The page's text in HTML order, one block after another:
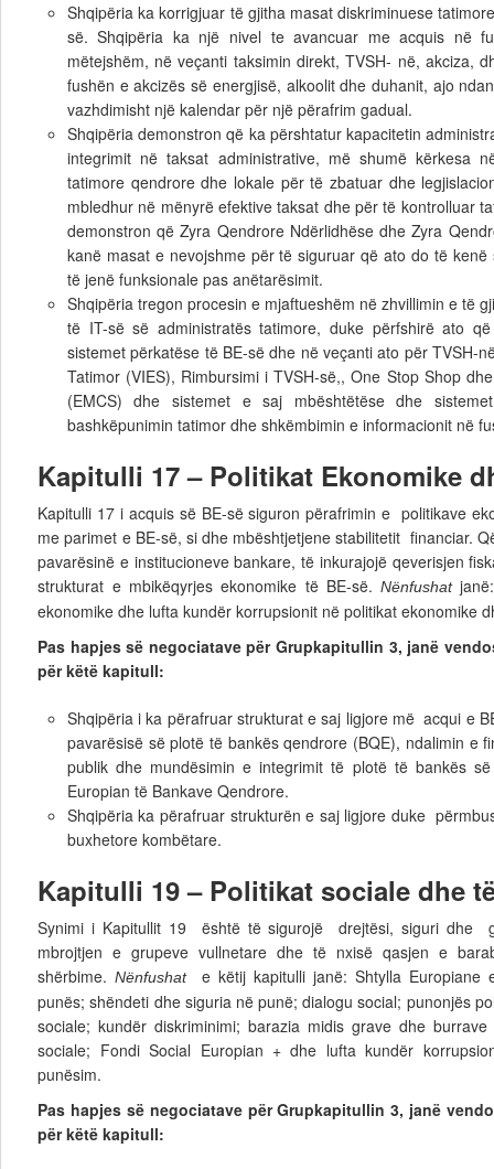
Shqipëria ka korrigjuar të gjitha masat diskriminuese
së. Shqipëria ka një nivel te avancuar me acquis në
mëtejshëm, në veçanti taksimin direkt, TVSH- në, akciza,
fushën e akcizës së energjisë, alkoolit dhe duhanit, ajo
vazhdimisht një kalendar për një përafrim gadual.
Shqipëria demonstron që ka përshtatur kapacitetin
integrimit në taksat administrative, më shumë kërkesa
tatimore qendrore dhe lokale për të zbatuar dhe
mbledhur në mënyrë efektive taksat dhe për të kontrolluar
demonstron që Zyra Qendrore Ndërlidhëse dhe Zyra
kanë masat e nevojshme për të siguruar që ato do të
të jenë funksionale pas anëtarësimit.
Shqipëria tregon procesin e mjaftueshëm në zhvillimin e të
të IT-së së administratës tatimore, duke përfshirë ato
sistemet përkatëse të BE-së dhe në veçanti ato për TVSH-
Tatimor (VIES), Rimbursimi i TVSH-së,, One Stop Shop
(EMCS) dhe sistemet e saj mbështëtëse dhe
bashkëpunimin tatimor dhe shkëmbimin e informacionit në
Kapitulli 17 – Politikat Ekonomike
Kapitulli 17 i acquis së BE-së siguron përafrimin e politikave
me parimet e BE-së, si dhe mbështjetjene stabilitetit financiar.
pavarësinë e institucioneve bankare, të inkurajojë qeverisjen
strukturat e mbikëqyrjes ekonomike të BE-së.Nënfushatjanë:
ekonomike dhe lufta kundër korrupsionit në politikat ekonomike
Pas hapjes së negociatave për Grupkapitullin 3, janë
për këtë kapitull:
Shqipëria i ka përafruar strukturat e saj ligjore më acqui e
pavarësisë së plotë të bankës qendrore (BQE), ndalimin e
publik dhe mundësimin e integrimit të plotë të bankës
Europian të Bankave Qendrore.
Shqipëria ka përafruar strukturën e saj ligjore duke
buxhetore kombëtare.
Kapitulli 19 – Politikat sociale dhe
Synimi i Kapitullit 19 është të sigurojë drejtësi, siguri dhe
mbrojtjen e grupeve vullnetare dhe të nxisë qasjen e
shërbime.Nënfushate këtij kapitulli janë: Shtylla Europiane
punës; shëndeti dhe siguria në punë; dialogu social; punonjës
sociale; kundër diskriminimi; barazia midis grave dhe
sociale; Fondi Social Europian + dhe lufta kundër
punësim.
Pas hapjes së negociatave për Grupkapitullin 3, janë
për këtë kapitull: